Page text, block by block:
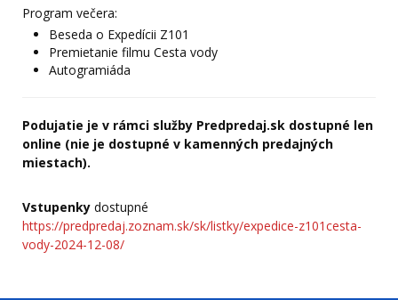
Program večera:
Beseda o Expedícii Z101
Premietanie filmu Cesta vody
Autogramiáda
Podujatie je v rámci služby Predpredaj.sk dostupné len
online (nie je dostupné v kamenných predajných
miestach).
Vstupenky dostupné
https://predpredaj.zoznam.sk/sk/listky/expedice-z101cesta-
vody-2024-12-08/